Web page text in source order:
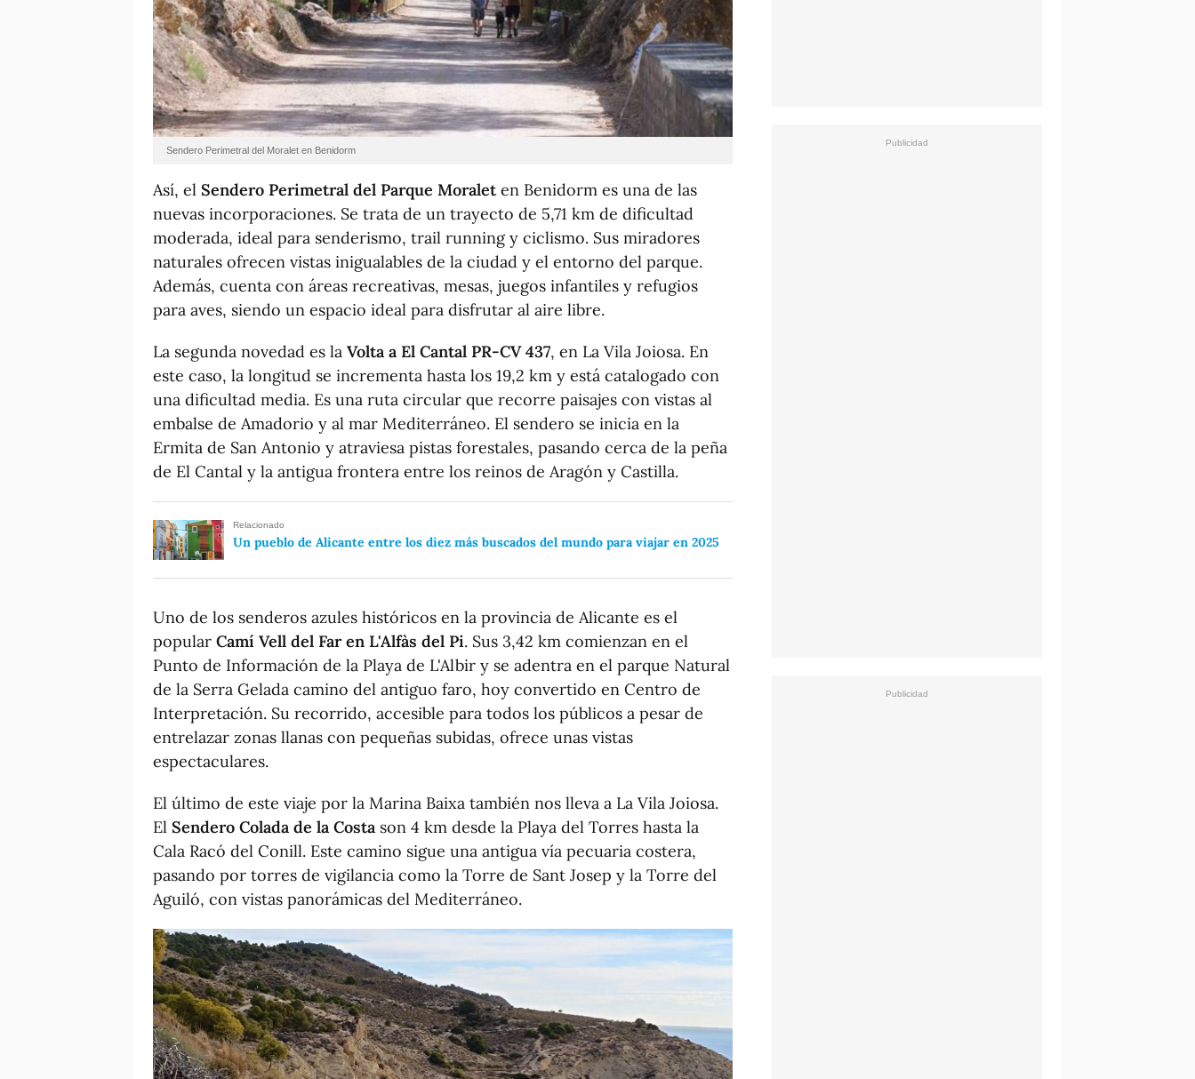
Sendero Perimetral del Moralet en Benidorm
Así, el Sendero Perimetral del Parque Moraleten Benidorm es una de las
nuevas incorporaciones. Se trata de un trayecto de 5,71 km de dificultad
moderada, ideal para senderismo, trail running y ciclismo. Sus miradores
naturales ofrecen vistas inigualables de la ciudad y el entorno del parque.
Además, cuenta con áreas recreativas, mesas, juegos infantiles y refugios
para aves, siendo un espacio ideal para disfrutar al aire libre.
La segunda novedad es la Volta a El Cantal PR-CV 437, en La Vila Joiosa. En
este caso, la longitud se incrementa hasta los 19,2 km y está catalogado con
una dificultad media. Es una ruta circular que recorre paisajes con vistas al
embalse de Amadorio y al mar Mediterráneo. El sendero se inicia en la
Ermita de San Antonio y atraviesa pistas forestales, pasando cerca de la peña
de El Cantal y la antigua frontera entre los reinos de Aragón y Castilla.
Relacionado
Un pueblo de Alicante entre los diez más buscados del mundo para viajar en 2025
Uno de los senderos azules históricos en la provincia de Alicante es el
popular Camí Vell del Far en L'Alfàs del Pi. Sus 3,42 km comienzan en el
Punto de Información de la Playa de L'Albir y se adentra en el parque Natural
de la Serra Gelada camino del antiguo faro, hoy convertido en Centro de
Interpretación. Su recorrido, accesible para todos los públicos a pesar de
entrelazar zonas llanas con pequeñas subidas, ofrece unas vistas
espectaculares.
El último de este viaje por la Marina Baixa también nos lleva a La Vila Joiosa.
El Sendero Colada de la Costa son 4 km desde la Playa del Torres hasta la
Cala Racó del Conill. Este camino sigue una antigua vía pecuaria costera,
pasando por torres de vigilancia como la Torre de Sant Josep y la Torre del
Aguiló, con vistas panorámicas del Mediterráneo.